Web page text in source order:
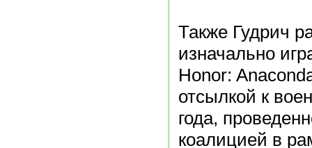
Также Гудрич
изначально
Honor:
отсылкой к
года,
коалицией в